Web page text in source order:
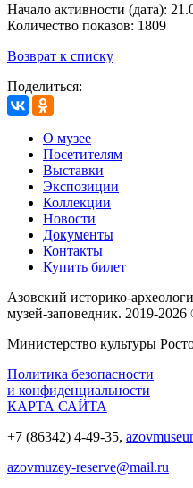
Начало активности (дата):
Количество показов: 1809
Возврат к списку
Поделиться:
О музее
Посетителям
Выставки
Экспозиции
Коллекции
Новости
Документы
Контакты
Купить билет
Азовский
музей‑заповедник. 2019-2026
Министерство культуры
Политика безопасности
и конфиденциальности
КАРТА САЙТА
+7 (86342) 4-49-35,
azovmuzey-reserve@mail.ru